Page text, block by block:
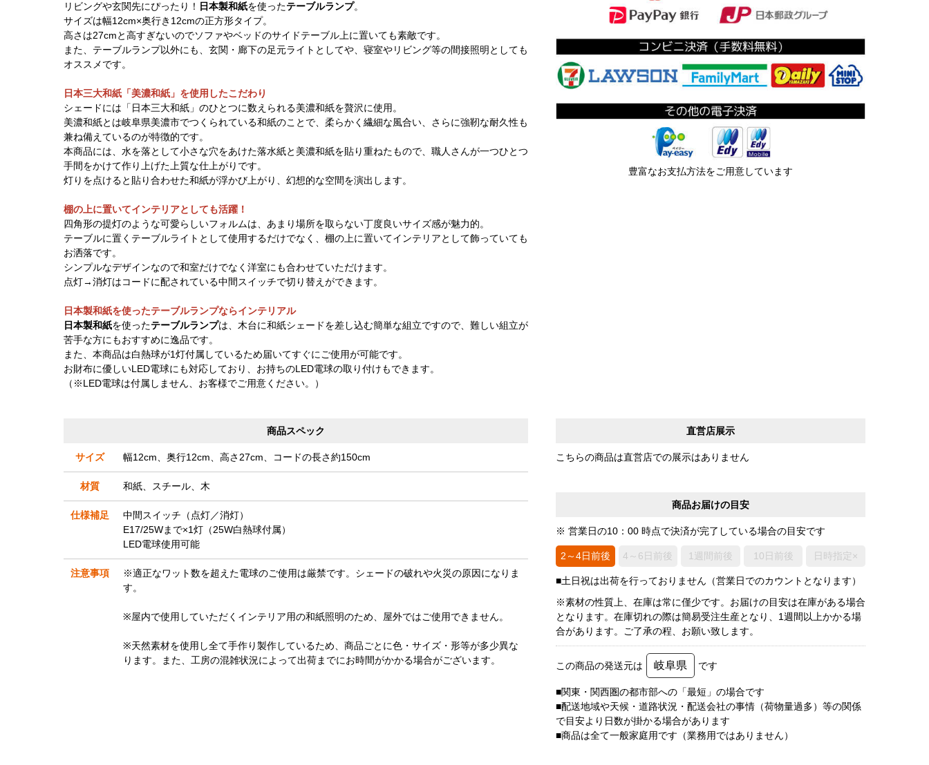
リビングや玄関先にぴったり！ 日本製和紙を使ったテーブルランプ。
サイズは幅12cm×奥行き12cmの正方形タイプ。
高さは27cmと高すぎないのでソファやベッドのサイドテーブル上に置いても素敵です。
また、テーブルランプ以外にも、玄関・廊下の足元ライトとしてや、寝室やリビング等の間接照明としても
オススメです。
日本三大和紙「美濃和紙」を使用したこだわり
シェードには「日本三大和紙」のひとつに数えられる美濃和紙を贅沢に使用。
美濃和紙とは岐阜県美濃市でつくられている和紙のことで、柔らかく繊細な風合い、さらに強靭な耐久性も
兼ね備えているのが特徴的です。
本商品には、水を落として小さな穴をあけた落水紙と美濃和紙を貼り重ねたもので、職人さんが一つひとつ
手間をかけて作り上げた上質な仕上がりです。
灯りを点けると貼り合わせた和紙が浮かび上がり、幻想的な空間を演出します。
棚の上に置いてインテリアとしても活躍！
四角形の提灯のような可愛らしいフォルムは、あまり場所を取らない丁度良いサイズ感が魅力的。
テーブルに置くテーブルライトとして使用するだけでなく、棚の上に置いてインテリアとして飾っていても
お洒落です。
シンプルなデザインなので和室だけでなく洋室にも合わせていただけます。
点灯→消灯はコードに配されている中間スイッチで切り替えができます。
日本製和紙を使ったテーブルランプならインテリアル
日本製和紙を使ったテーブルランプは、木台に和紙シェードを差し込む簡単な組立ですので、難しい組立が
苦手な方にもおすすめに逸品です。
また、本商品は白熱球が1灯付属しているため届いてすぐにご使用が可能です。
お財布に優しいLED電球にも対応しており、お持ちのLED電球の取り付けもできます。
（※LED電球は付属しません、お客様でご用意ください。）
豊富なお支払方法をご用意しています
直営店展示
こちらの商品は直営店での展示はありません
商品お届けの目安
※ 営業日の10：00 時点で決済が完了している場合の目安です
2～4日前後 4～6日前後 1週間前後 10日前後 日時指定×
■土日祝は出荷を行っておりません（営業日でのカウントとなります）
※素材の性質上、在庫は常に僅少です。お届けの目安は在庫がある場合
となります。在庫切れの際は簡易受注生産となり、1週間以上かかる場
合があります。ご了承の程、お願い致します。
この商品の発送元は 岐阜県 です
■関東・関西圏の都市部への「最短」の場合です
■配送地域や天候・道路状況・配送会社の事情（荷物量過多）等の関係
で目安より日数が掛かる場合があります
■商品は全て一般家庭用です（業務用ではありません）
商品スペック
サイズ 幅12cm、奥行12cm、高さ27cm、コードの長さ約150cm
材質 和紙、スチール、木
仕様補足
中間スイッチ（点灯／消灯）
E17/25Wまで×1灯（25W白熱球付属）
LED電球使用可能
注意事項
※適正なワット数を超えた電球のご使用は厳禁です。シェードの破れや火災の原因になりま
す。
※屋内で使用していただくインテリア用の和紙照明のため、屋外ではご使用できません。
※天然素材を使用し全て手作り製作しているため、商品ごとに色・サイズ・形等が多少異な
ります。また、工房の混雑状況によって出荷までにお時間がかかる場合がございます。